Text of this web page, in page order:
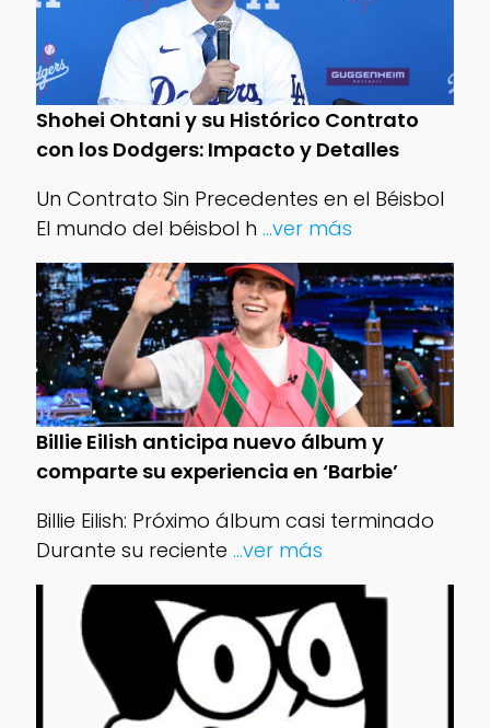
Shohei Ohtani y su Histórico Contrato
con los Dodgers: Impacto y Detalles
Un Contrato Sin Precedentes en el Béisbol
El mundo del béisbol h ...ver más
Billie Eilish anticipa nuevo álbum y
comparte su experiencia en ‘Barbie’
Billie Eilish: Próximo álbum casi terminado
Durante su reciente ...ver más